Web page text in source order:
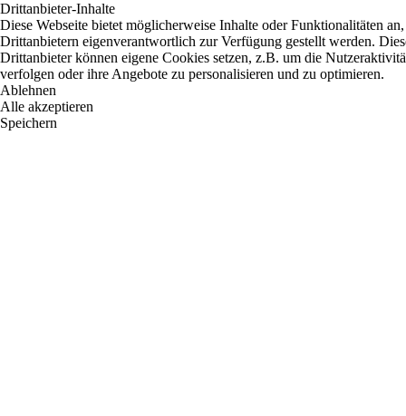
Drittanbieter-Inhalte
Diese Webseite bietet möglicherweise Inhalte oder Funktionalitäten
Drittanbietern eigenverantwortlich zur Verfügung gestellt werden.
Drittanbieter können eigene Cookies setzen, z.B. um die
verfolgen oder ihre Angebote zu personalisieren und zu optimieren.
Ablehnen
Alle akzeptieren
Speichern